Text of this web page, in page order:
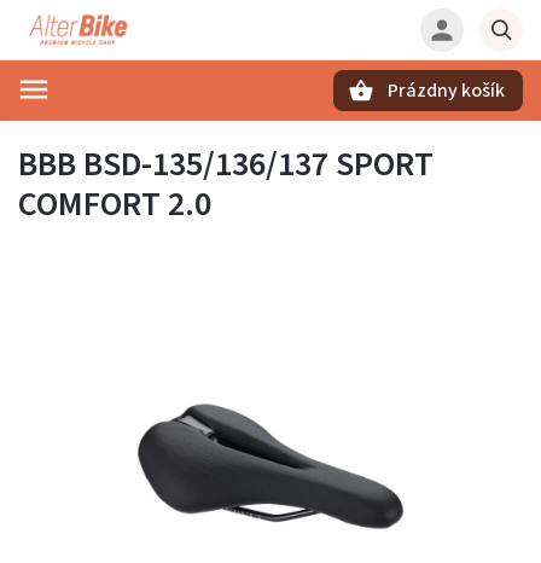
Prázdny košík
BBB BSD-135/136/137 SPORT
COMFORT 2.0